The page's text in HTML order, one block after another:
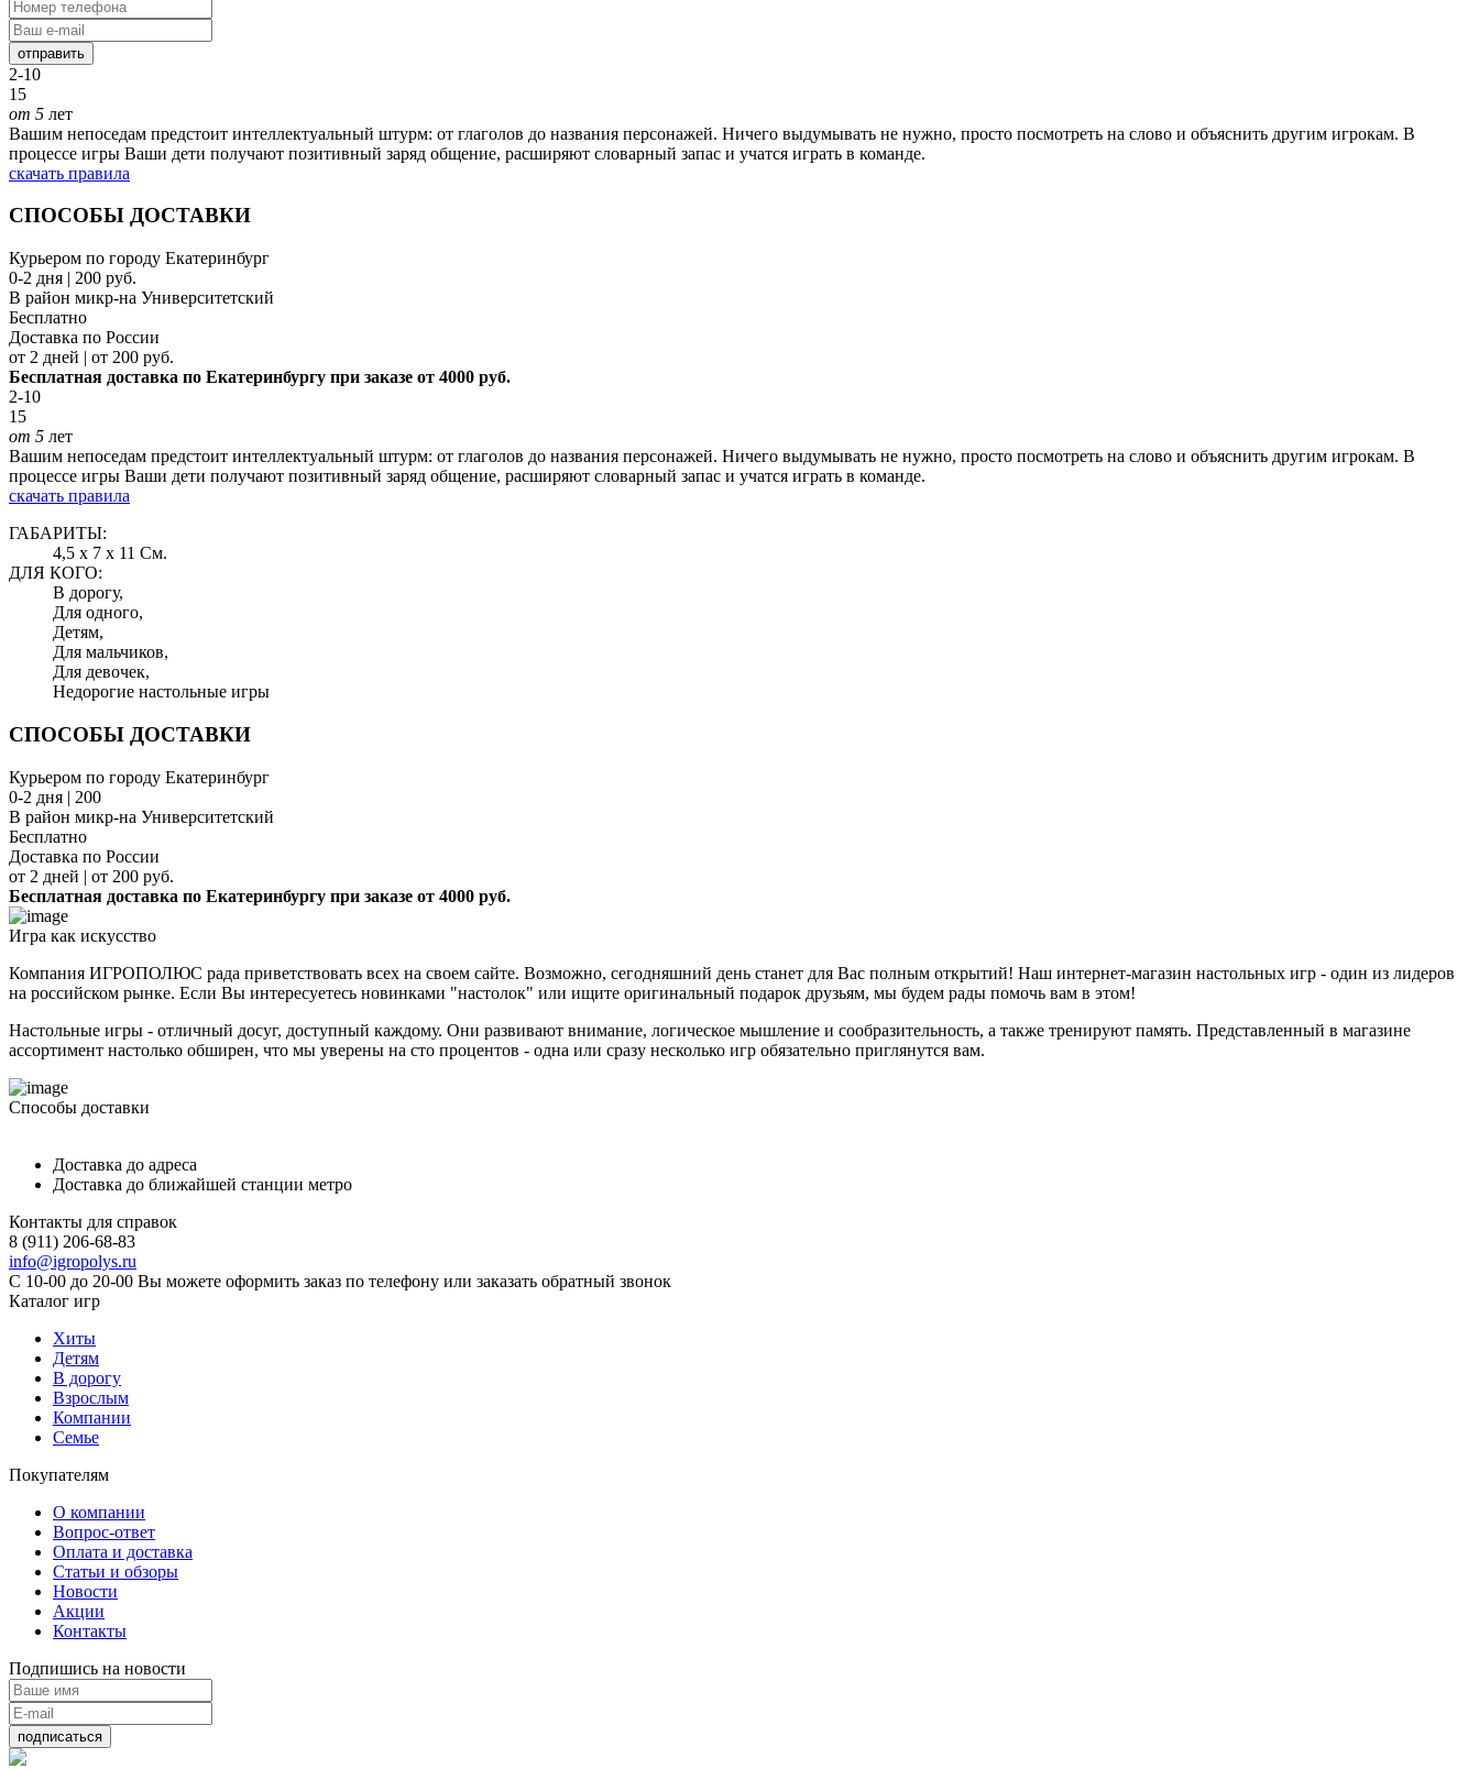
отправить
2-10
15
от 5 лет
Вашим непоседам предстоит интеллектуальный штурм: от глаголов до названия персонажей. Ничего выдумывать не нужно, просто посмотреть на слово и объяснить другим игрокам. В
процессе игры Ваши дети получают позитивный заряд общение, расширяют словарный запас и учатся играть в команде.
скачать правила
СПОСОБЫ ДОСТАВКИ
Курьером по городу Екатеринбург
0-2 дня | 200 руб.
В район микр-на Университетский
Бесплатно
Доставка по России
от 2 дней | от 200 руб.
Бесплатная доставка по Екатеринбургу при заказе от 4000 руб.
2-10
15
от 5 лет
Вашим непоседам предстоит интеллектуальный штурм: от глаголов до названия персонажей. Ничего выдумывать не нужно, просто посмотреть на слово и объяснить другим игрокам. В
процессе игры Ваши дети получают позитивный заряд общение, расширяют словарный запас и учатся играть в команде.
скачать правила
ГАБАРИТЫ:
4,5 x 7 x 11 См.
ДЛЯ КОГО:
В дорогу,
Для одного,
Детям,
Для мальчиков,
Для девочек,
Недорогие настольные игры
СПОСОБЫ ДОСТАВКИ
Курьером по городу Екатеринбург
0-2 дня | 200
В район микр-на Университетский
Бесплатно
Доставка по России
от 2 дней | от 200 руб.
Бесплатная доставка по Екатеринбургу при заказе от 4000 руб.
Игра как искусство
Компания ИГРОПОЛЮС рада приветствовать всех на своем сайте. Возможно, сегодняшний день станет для Вас полным открытий! Наш интернет-магазин настольных игр - один из лидеров
на российском рынке. Если Вы интересуетесь новинками "настолок" или ищите оригинальный подарок друзьям, мы будем рады помочь вам в этом!
Настольные игры - отличный досуг, доступный каждому. Они развивают внимание, логическое мышление и сообразительность, а также тренируют память. Представленный в магазине
ассортимент настолько обширен, что мы уверены на сто процентов - одна или сразу несколько игр обязательно приглянутся вам.
Способы доставки
Доставка до адреса
Доставка до ближайшей станции метро
Контакты для справок
8 (911) 206-68-83
info@igropolys.ru
С 10-00 до 20-00 Вы можете оформить заказ по телефону или заказать обратный звонок
Каталог игр
Хиты
Детям
В дорогу
Взрослым
Компании
Семье
Покупателям
О компании
Вопрос-ответ
Оплата и доставка
Статьи и обзоры
Новости
Акции
Контакты
Подпишись на новости
подписаться